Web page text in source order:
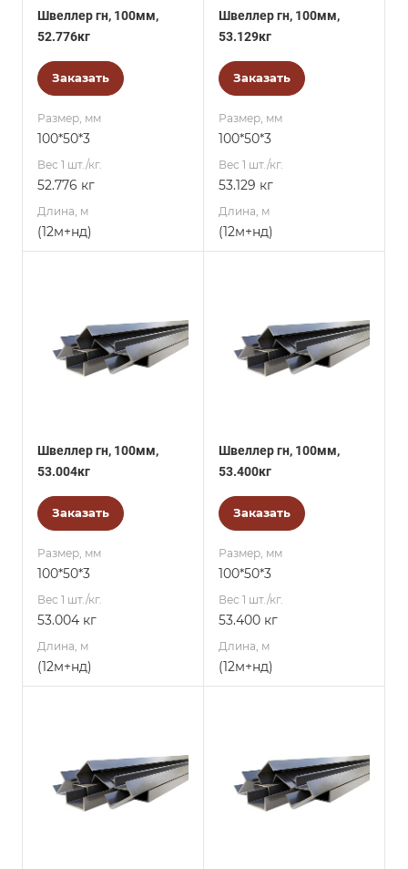
Швеллер гн, 100мм,
52.776кг
Заказать
Размер, мм
100*50*3
Вес 1 шт./кг.
52.776 кг
Длина, м
(12м+нд)
Швеллер гн, 100мм,
53.129кг
Заказать
Размер, мм
100*50*3
Вес 1 шт./кг.
53.129 кг
Длина, м
(12м+нд)
Швеллер гн, 100мм,
53.004кг
Заказать
Размер, мм
100*50*3
Вес 1 шт./кг.
53.004 кг
Длина, м
(12м+нд)
Швеллер гн, 100мм,
53.400кг
Заказать
Размер, мм
100*50*3
Вес 1 шт./кг.
53.400 кг
Длина, м
(12м+нд)